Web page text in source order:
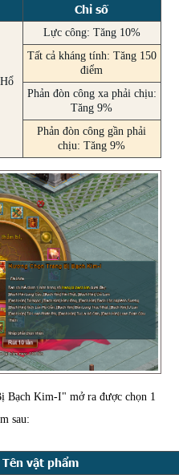
Chỉ số
Lực công: Tăng 10%
Tất cả kháng tính: Tăng 150
điểm
Phản đòn công xa phải chịu:
Tăng 9%
Phản đòn công gần phải
chịu: Tăng 9%
Bạch Kim-I" mở ra được chọn 1
sau:
Tên vật phẩm